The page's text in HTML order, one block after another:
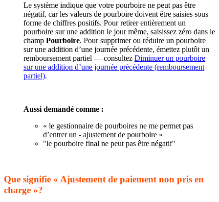
Le système indique que votre pourboire ne peut pas être
négatif, car les valeurs de pourboire doivent être saisies sous
forme de chiffres positifs. Pour retirer entièrement un
pourboire sur une addition le jour même, saisissez zéro dans le
champ Pourboire. Pour supprimer ou réduire un pourboire
sur une addition d’une journée précédente, émettez plutôt un
remboursement partiel — consultez Diminuer un pourboire
sur une addition d’une journée précédente (remboursement
partiel).
Aussi demandé comme :
« le gestionnaire de pourboires ne me permet pas
d’entrer un - ajustement de pourboire »
"le pourboire final ne peut pas être négatif"
Que signifie « Ajustement de paiement non pris en
charge »?